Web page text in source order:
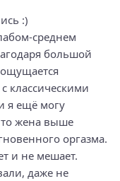
:)
среднем
большой
классическими
я ещё могу
то жена выше
оргазма.
и не мешает.
даже не